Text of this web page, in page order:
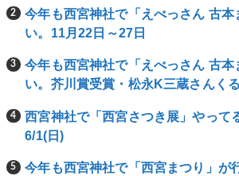
今年も西宮神社で「えべっさん 古本
い。11月22日～27日
今年も西宮神社で「えべっさん 古本
い。芥川賞受賞・松永K三蔵さんくる
西宮神社で「西宮さつき展」やって
6/1(日)
今年も西宮神社で「西宮まつり」が